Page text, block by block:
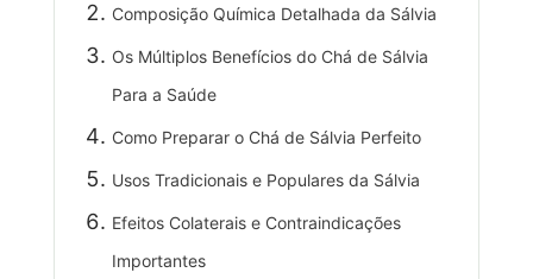
Composição Química Detalhada da Sálvia
Os Múltiplos Benefícios do Chá de Sálvia
Para a Saúde
Como Preparar o Chá de Sálvia Perfeito
Usos Tradicionais e Populares da Sálvia
Efeitos Colaterais e Contraindicações
Importantes